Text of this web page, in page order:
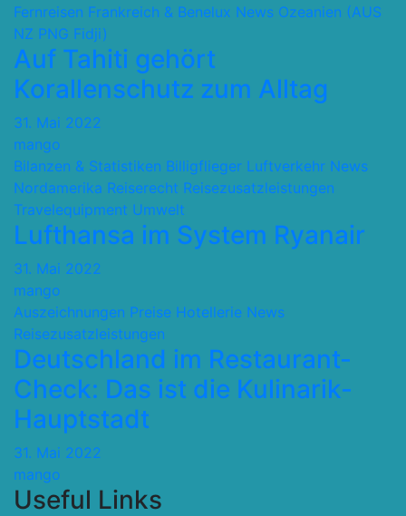
Fernreisen Frankreich & Benelux News Ozeanien (AUS
NZ PNG Fidji)
Auf Tahiti gehört
Korallenschutz zum Alltag
31. Mai 2022
mango
Bilanzen & Statistiken Billigflieger Luftverkehr News
Nordamerika Reiserecht Reisezusatzleistungen
Travelequipment Umwelt
Lufthansa im System Ryanair
31. Mai 2022
mango
Auszeichnungen Preise Hotellerie News
Reisezusatzleistungen
Deutschland im Restaurant-
Check: Das ist die Kulinarik-
Hauptstadt
31. Mai 2022
mango
Useful Links